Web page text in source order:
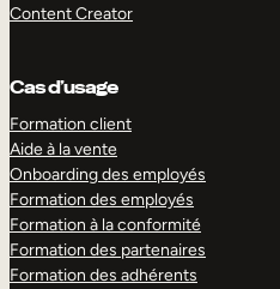
Content Creator
Cas d’usage
Formation client
Aide à la vente
Onboarding des employés
Formation des employés
Formation à la conformité
Formation des partenaires
Formation des adhérents